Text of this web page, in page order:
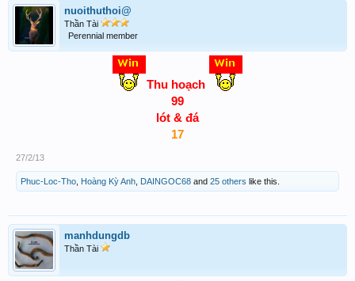
nuoithuthoi@
Thần Tài
Perennial member
Thu hoạch
99
lót & đá
17
27/2/13
Phuc-Loc-Tho Hoàng Kỳ Anh DAINGOC68 and 25 others like this.
manhdungdb
Thần Tài